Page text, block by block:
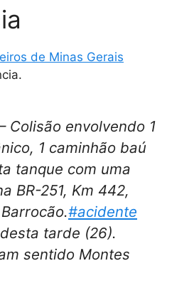
de Minas Gerais
Colisão envolvendo 1
1 caminhão baú
tanque com uma
BR-251, Km 442,
#acidente
tarde (26).
sentido Montes